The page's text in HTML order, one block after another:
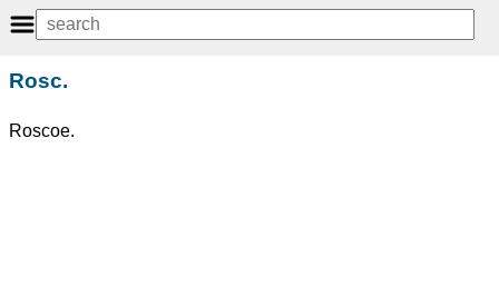
Rosc.
Roscoe.